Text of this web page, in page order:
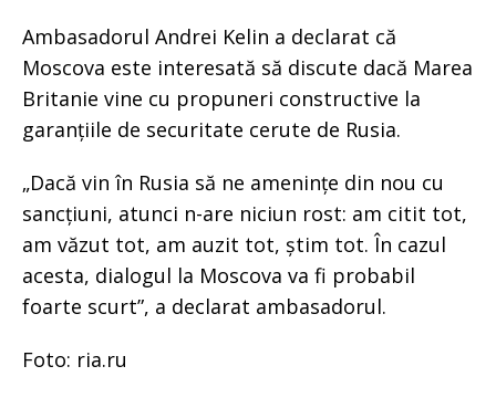
Ambasadorul Andrei Kelin a declarat că
Moscova este interesată să discute dacă Marea
Britanie vine cu propuneri constructive la
garanțiile de securitate cerute de Rusia.
„Dacă vin în Rusia să ne amenințe din nou cu
sancțiuni, atunci n-are niciun rost: am citit tot,
am văzut tot, am auzit tot, știm tot. În cazul
acesta, dialogul la Moscova va fi probabil
foarte scurt”, a declarat ambasadorul.
Foto: ria.ru